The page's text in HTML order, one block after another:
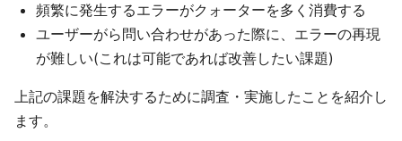
頻繁に発生するエラーがクォーターを多く消費する
ユーザーがら問い合わせがあった際に、エラーの再現
が難しい(これは可能であれば改善したい課題)
上記の課題を解決するために調査・実施したことを紹介し
ます。